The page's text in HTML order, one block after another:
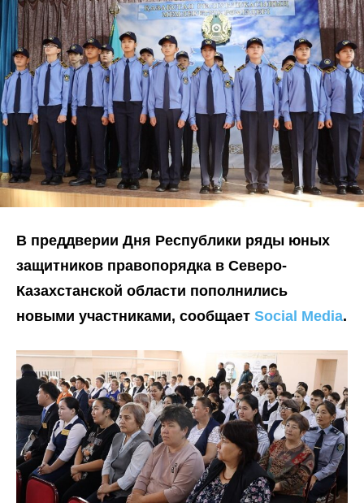
В преддверии Дня Республики ряды юных
защитников правопорядка в Северо-
Казахстанской области пополнились
новыми участниками, сообщает Social Media.